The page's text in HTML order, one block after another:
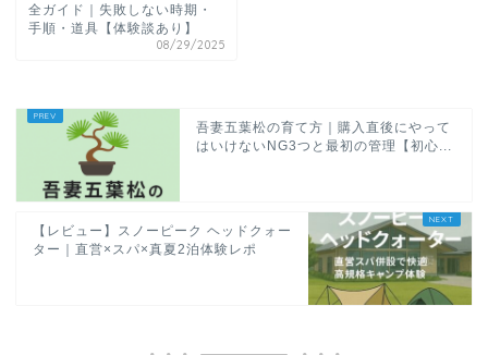
全ガイド｜失敗しない時期・
手順・道具【体験談あり】
08/29/2025
吾妻五葉松の育て方｜購入直後にやって
はいけないNG3つと最初の管理【初心...
【レビュー】スノーピーク ヘッドクォー
ター｜直営×スパ×真夏2泊体験レポ